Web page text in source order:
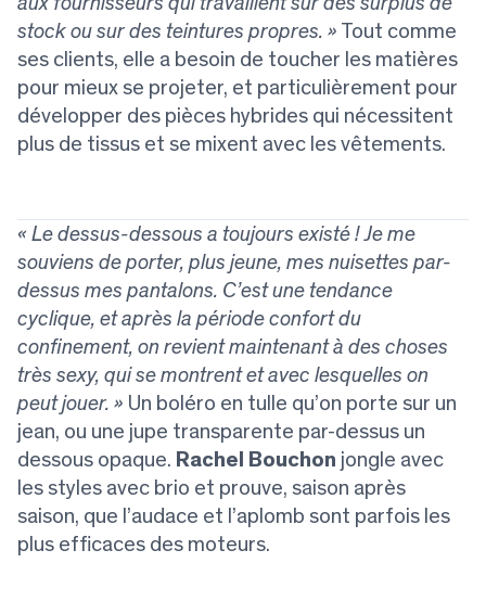
stock ou sur des teintures propres. » Tout comme
ses clients, elle a besoin de toucher les matières
pour mieux se projeter, et particulièrement pour
développer des pièces hybrides qui nécessitent
plus de tissus et se mixent avec les vêtements.
« Le dessus-dessous a toujours existé ! Je me
souviens de porter, plus jeune, mes nuisettes par-
dessus mes pantalons. C’est une tendance
cyclique, et après la période confort du
confinement, on revient maintenant à des choses
très sexy, qui se montrent et avec lesquelles on
peut jouer. » Un boléro en tulle qu’on porte sur un
jean, ou une jupe transparente par-dessus un
dessous opaque. Rachel Bouchon jongle avec
les styles avec brio et prouve, saison après
saison, que l’audace et l’aplomb sont parfois les
plus efficaces des moteurs.